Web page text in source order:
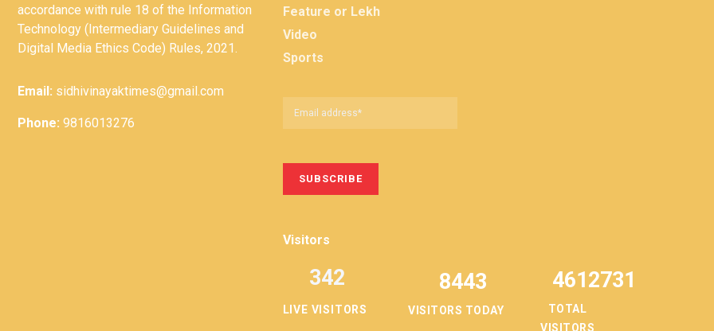
accordance with rule 18 of the Information
Technology (Intermediary Guidelines and
Digital Media Ethics Code) Rules, 2021.
Email: sidhivinayaktimes@gmail.com
Phone: 9816013276
Feature or Lekh
Video
Sports
Visitors
LIVE VISITORS
342 8443
VISITORS TODAY
4612731
TOTAL
VISITORS